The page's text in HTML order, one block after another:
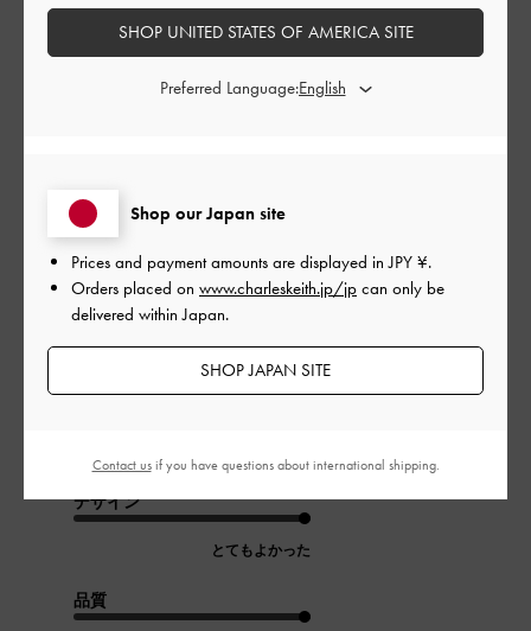
もっと見る
ご利用者様
最高に可愛い！
一目惚れで購入！他の色もほしいぐらいですが、残念ながら完
その他（シューズ以外） |カラー: ブルー系
デザイン
とてもよかった
品質
Shop our Japan site
Prices and payment amounts are displayed inJPY ¥.
Orders placed on www.charleskeith.jp/jp can only be
delivered within Japan.
SHOP JAPAN SITE
SHOP UNITED STATES OF AMERICA SITE
Preferred Language:
Contact usif you have questions about international shipping.